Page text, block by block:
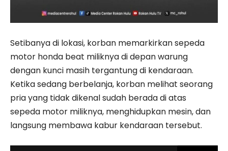
Setibanya di lokasi, korban memarkirkan sepeda
motor honda beat miliknya di depan warung
dengan kunci masih tergantung di kendaraan.
Ketika sedang berbelanja, korban melihat seorang
pria yang tidak dikenal sudah berada di atas
sepeda motor miliknya, menghidupkan mesin, dan
langsung membawa kabur kendaraan tersebut.